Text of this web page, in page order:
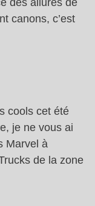
des allures de
canons, c’est
cools cet été
je ne vous ai
Marvel à
de la zone